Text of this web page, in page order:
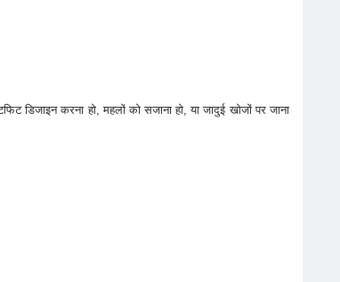
डिजाइन करना हो, महलों को सजाना हो, या जादुई खोजों पर जाना